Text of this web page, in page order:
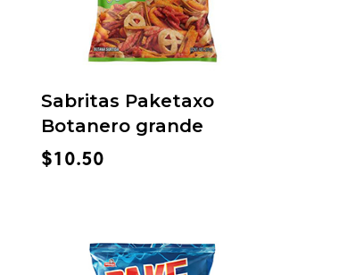
Sabritas Paketaxo
Botanero grande
$10.50